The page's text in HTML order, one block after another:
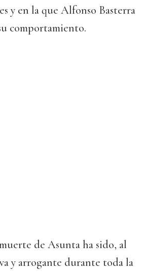
y en la que Alfonso Basterra
comportamiento.
de Asunta ha sido, al
y arrogante durante toda la